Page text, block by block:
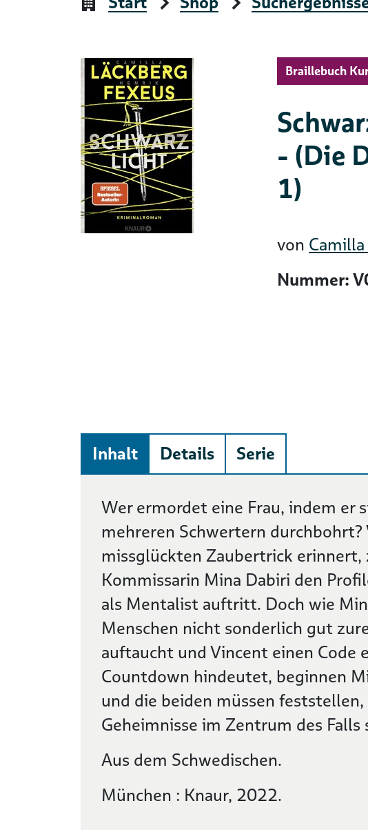
Braillebuch
- (Die
1)
von
Nummer:
Inhalt Details Serie
Beschreibung
Wer ermordet eine Frau, indem er
mehreren Schwertern durchbohrt?
missglückten Zaubertrick
Kommissarin Mina Dabiri den
als Mentalist auftritt. Doch wie
Menschen nicht sonderlich gut
auftaucht und Vincent einen Code
Countdown hindeutet, beginnen
und die beiden müssen
Geheimnisse im Zentrum des Falls
Aus dem Schwedischen.
München : Knaur, 2022.